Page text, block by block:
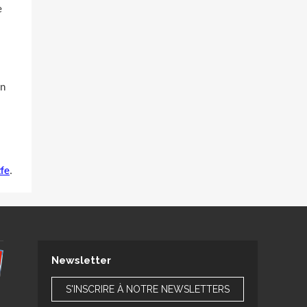
.
Newsletter
S'INSCRIRE À NOTRE NEWSLETTERS